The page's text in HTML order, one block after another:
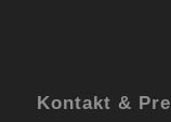
Kontakt &